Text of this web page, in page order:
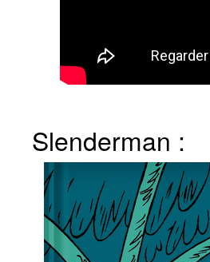
Slenderman :